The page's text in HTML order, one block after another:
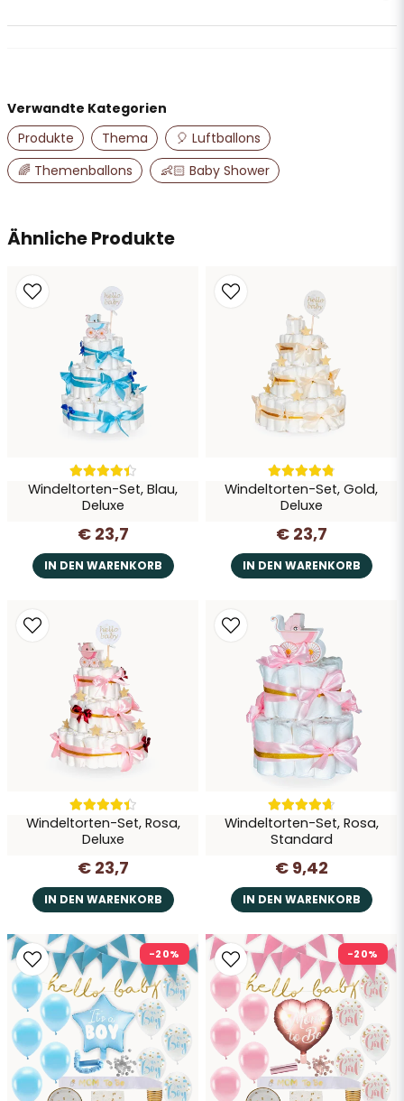
name
Name
Ja, Sie dürfen meine Frage veröffentlichen
Ähnliche Produkte
Windeltorten-Set, Blau,
Deluxe
€ 23,7
IN DEN WARENKORB
Windeltorten-Set, Gold,
Deluxe
€ 23,7
IN DEN WARENKORB
Windeltorten-Set, Rosa,
Deluxe
€ 23,7
IN DEN WARENKORB
Windeltorten-Set, Rosa,
Standard
€ 9,42
IN DEN WARENKORB
-20% -20%
Verwandte Kategorien
Produkte
Thema
🎈 Luftballons
🌈 Themenballons
👶🏻 Baby Shower